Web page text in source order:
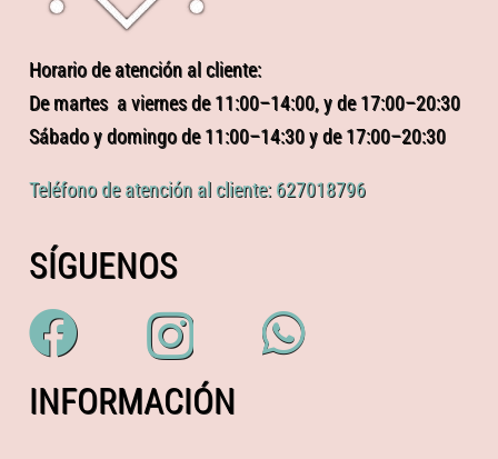
Horario de atención al cliente:
De martes a viernes de 11:00–14:00, y de 17:00–20:30
Sábado y domingo de 11:00–14:30 y de 17:00–20:30
Teléfono de atención al cliente: 627018796
SÍGUENOS
INFORMACIÓN